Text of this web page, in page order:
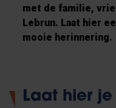
met de familie,
Lebrun. Laat hier
mooie herinnering.
Laat hier